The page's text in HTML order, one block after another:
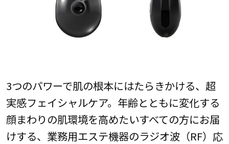
3つのパワーで肌の根本にはたらきかける、超
実感フェイシャルケア。年齢とともに変化する
顔まわりの肌環境を高めたいすべての方にお届
けする、業務用エステ機器のラジオ波（RF）応